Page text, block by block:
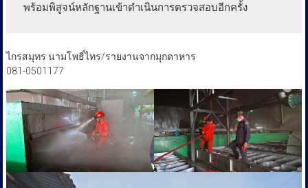
พร้อมพิสูจน์หลักฐานเข้าดำเนินการตรวจสอบอีกครั้ง
ไกรสมุทร นามโพธิ์ไทร/รายงานจากมุกดาหาร
081-0501177